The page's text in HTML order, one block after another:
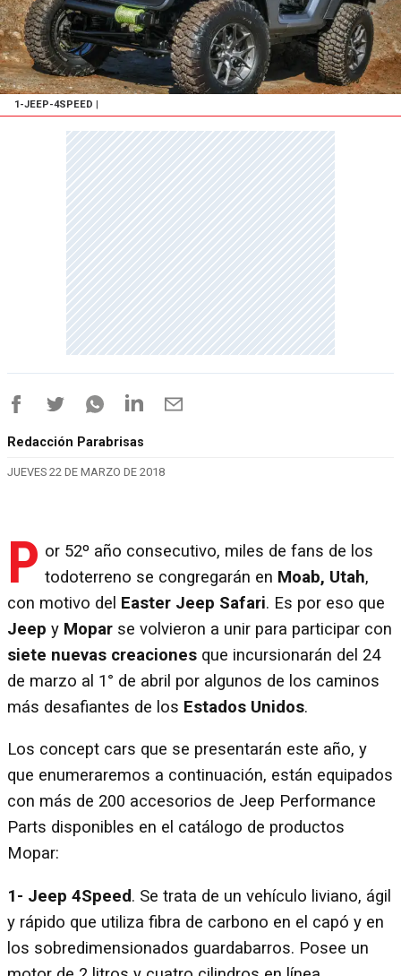
1-JEEP-4SPEED
Redacción Parabrisas
JUEVES 22 DE MARZO DE 2018
P or 52º año consecutivo, miles de fans de los
todoterreno se congregarán en Moab, Utah,
con motivo del Easter Jeep Safari. Es por eso que
Jeep y Mopar se volvieron a unir para participar con
siete nuevas creaciones que incursionarán del 24
de marzo al 1° de abril por algunos de los caminos
más desafiantes de los Estados Unidos.
Los concept cars que se presentarán este año, y
que enumeraremos a continuación, están equipados
con más de 200 accesorios de Jeep Performance
Parts disponibles en el catálogo de productos
Mopar:
1- Jeep 4Speed. Se trata de un vehículo liviano, ágil
y rápido que utiliza fibra de carbono en el capó y en
los sobredimensionados guardabarros. Posee un